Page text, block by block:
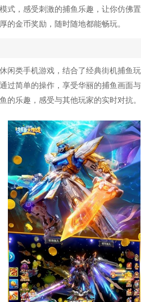
式，感受刺激的捕鱼乐趣，让你仿佛
的金币奖励，随时随地都能畅玩。
闲类手机游戏，结合了经典街机捕鱼
过简单的操作，享受华丽的捕鱼画面
乐趣，感受与其他玩家的实时对抗。